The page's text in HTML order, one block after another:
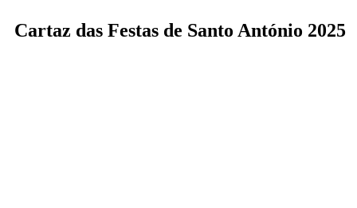
Cartaz das Festas de Santo António 2025